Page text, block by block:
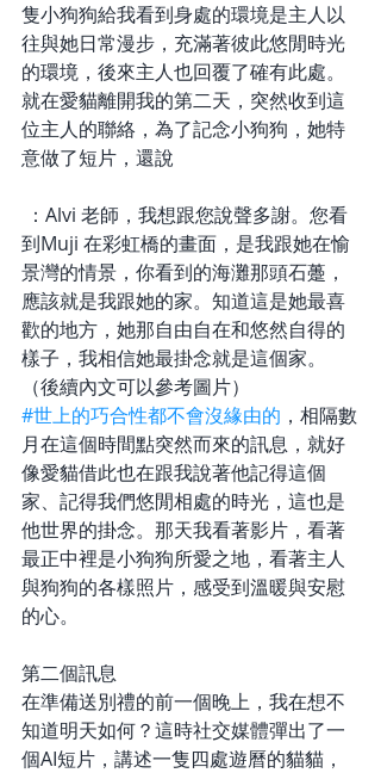
隻小狗狗給我看到身處的環境是主人以
往與她日常漫步，充滿著彼此悠閒時光
的環境，後來主人也回覆了確有此處。
就在愛貓離開我的第二天，突然收到這
位主人的聯絡，為了記念小狗狗，她特
意做了短片，還說
到Muji 在彩虹橋的畫面，是我跟她在愉
景灣的情景，你看到的海灘那頭石躉，
應該就是我跟她的家。知道這是她最喜
歡的地方，她那自由自在和悠然自得的
樣子，我相信她最掛念就是這個家。
（後續內文可以參考圖片）
#世上的巧合性都不會沒緣由的 ，相隔數
月在這個時間點突然而來的訊息，就好
像愛貓借此也在跟我說著他記得這個
家、記得我們悠閒相處的時光，這也是
他世界的掛念。那天我看著影片，看著
最正中裡是小狗狗所愛之地，看著主人
與狗狗的各樣照片，感受到溫暖與安慰
的心。
第二個訊息
在準備送別禮的前一個晚上，我在想不
知道明天如何？這時社交媒體彈出了一
個AI短片，講述一隻四處遊曆的貓貓，